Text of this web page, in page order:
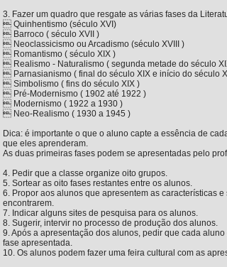
3. Fazer um quadro que resgate as várias fases da
 Quinhentismo (século XVI)
 Barroco ( século XVII )
 Neoclassicismo ou Arcadismo (século XVIII )
 Romantismo ( século XIX )
 Realismo - Naturalismo ( segunda metade do século
 Parnasianismo ( final do século XIX e início do século
 Simbolismo ( fins do século XIX )
 Pré-Modernismo ( 1902 até 1922 )
 Modernismo ( 1922 a 1930 )
 Neo-Realismo ( 1930 a 1945 )
Dica: é importante o que o aluno capte a essência de
que eles aprenderam.
As duas primeiras fases podem se apresentadas pelo
4. Pedir que a classe organize oito grupos.
5. Sortear as oito fases restantes entre os alunos.
6. Propor aos alunos que apresentem as características
encontrarem.
7. Indicar alguns sites de pesquisa para os alunos.
8. Sugerir, intervir no processo de produção dos alunos.
9. Após a apresentação dos alunos, pedir que cada
fase apresentada.
10. Os alunos podem fazer uma feira cultural com as